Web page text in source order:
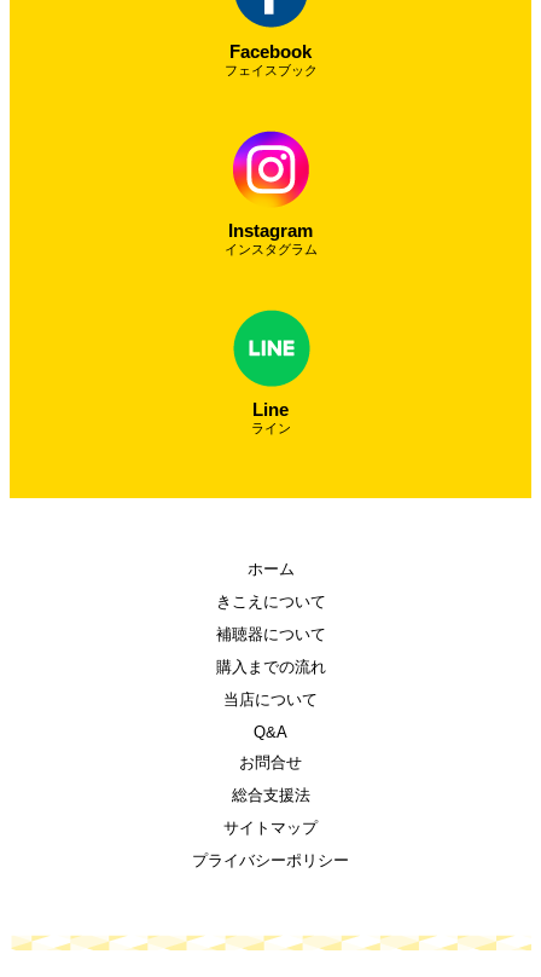
Facebook
フェイスブック
Instagram
インスタグラム
Line
ライン
ホーム
きこえについて
補聴器について
購入までの流れ
当店について
Q&A
お問合せ
総合支援法
サイトマップ
プライバシーポリシー